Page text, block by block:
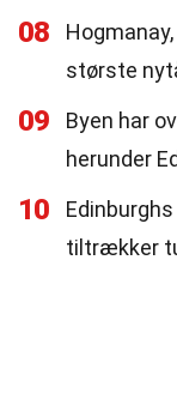
08
største
09
Byen har
herunder
10
tiltrækker